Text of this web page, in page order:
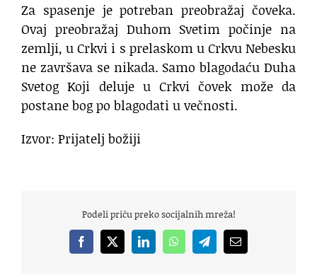
Za spasenje je potreban preobražaj čoveka.
Ovaj preobražaj Duhom Svetim počinje na
zemlji, u Crkvi i s prelaskom u Crkvu Nebesku
ne završava se nikada. Samo blagodaću Duha
Svetog Koji deluje u Crkvi čovek može da
postane bog po blagodati u večnosti.
Izvor: Prijatelj božiji
Podeli priču preko socijalnih mreža!
Facebook
X LinkedInWhatsAppTelegramEmail